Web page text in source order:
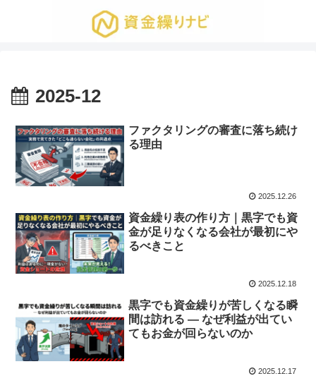
2025-12
ファクタリングの審査に落ち続け
る理由
2025.12.26
資金繰り表の作り方｜黒字でも資
金が足りなくなる会社が最初にや
るべきこと
2025.12.18
黒字でも資金繰りが苦しくなる瞬
間は訪れる ― なぜ利益が出てい
てもお金が回らないのか
2025.12.17